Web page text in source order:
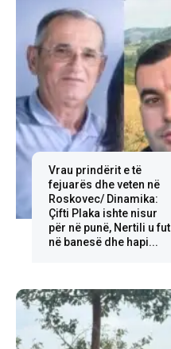
Vrau prindërit e të
fejuarës dhe veten në
Roskovec/ Dinamika:
Çifti Plaka ishte nisur
për në punë, Nertili u fut
në banesë dhe hapi...